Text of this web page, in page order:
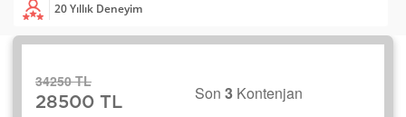
20 Yıllık Deneyim
34250 TL
28500 TL
Son 3Kontenjan